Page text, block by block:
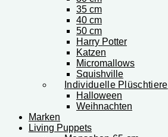
35 cm
40 cm
50 cm
Harry Potter
Katzen
Micromallows
Squishville
Individuelle Plüschtiere
Halloween
Weihnachten
Marken
Living Puppets